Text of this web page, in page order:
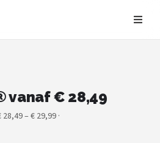
vanaf € 28,49
– € 29,99 ·